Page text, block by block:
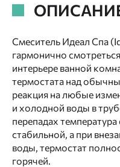
Смеситель Идеал Спа
гармонично
интерьере ванной
термостата над
реакция на любые
и холодной воды в
перепадах
стабильной, а при
воды, термостат
горячей.